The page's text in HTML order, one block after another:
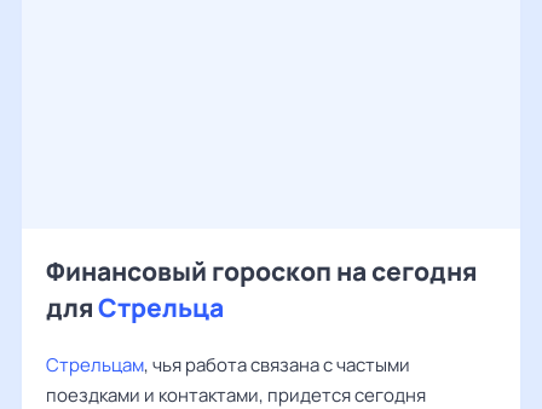
Финансовый гороскоп на сегодня
дляСтрельца
Стрельцам, чья работа связана с частыми
поездками и контактами, придется сегодня